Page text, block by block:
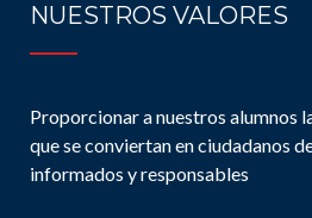
NUESTROS VALORES
Proporcionar a nuestros alumnos
que se conviertan en ciudadanos
informados y responsables